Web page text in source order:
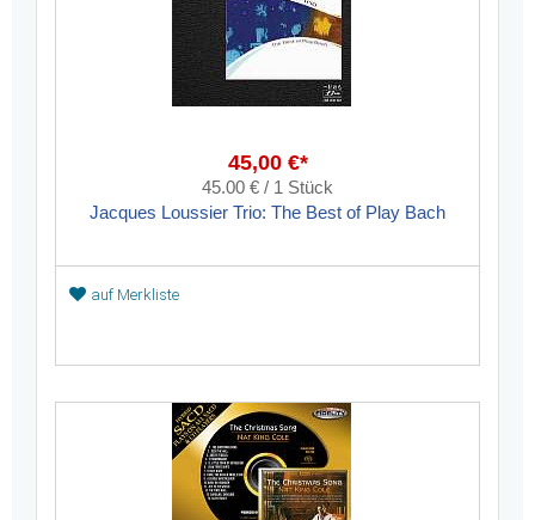
45,00 €*
45.00 € / 1 Stück
Jacques Loussier Trio: The Best of Play Bach
auf Merkliste